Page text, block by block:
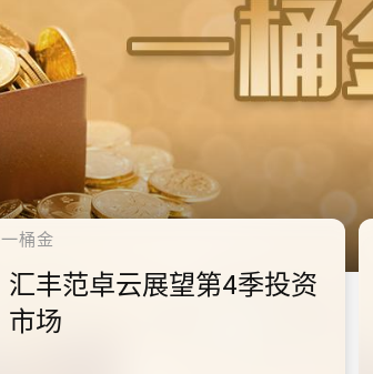
千禧年代
10.2.2 2028年底前当局提
供额外3000支高速充电桩